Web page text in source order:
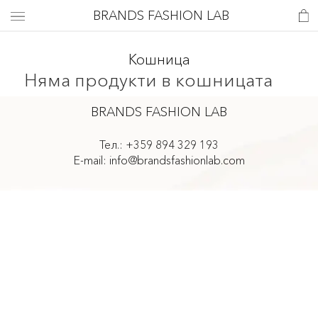
BRANDS FASHION LAB
Кошница
Няма продукти в кошницата
BRANDS FASHION LAB
Тел.: +359 894 329 193
E-mail: info@brandsfashionlab.com